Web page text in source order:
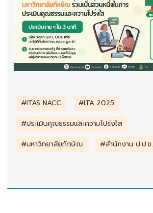
#ITAS NACC
#ITA 2025
#ประเมินคุณธรรมและความโปร่งใส
#มหาวิทยาลัยทักษิณ
#สํานักงาน ป.ป.ช.